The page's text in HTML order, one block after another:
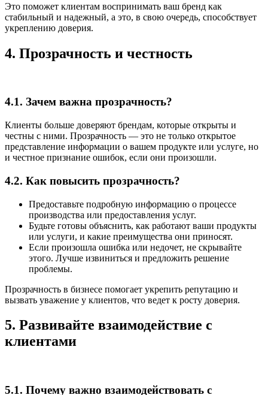
Это поможет клиентам воспринимать ваш бренд как
стабильный и надежный, а это, в свою очередь, способствует
укреплению доверия.
4. Прозрачность и честность
4.1. Зачем важна прозрачность?
Клиенты больше доверяют брендам, которые открыты и
честны с ними. Прозрачность — это не только открытое
представление информации о вашем продукте или услуге, но
и честное признание ошибок, если они произошли.
4.2. Как повысить прозрачность?
Предоставьте подробную информацию о процессе
производства или предоставления услуг.
Будьте готовы объяснить, как работают ваши продукты
или услуги, и какие преимущества они приносят.
Если произошла ошибка или недочет, не скрывайте
этого. Лучше извиниться и предложить решение
проблемы.
Прозрачность в бизнесе помогает укрепить репутацию и
вызвать уважение у клиентов, что ведет к росту доверия.
5. Развивайте взаимодействие с
клиентами
5.1. Почему важно взаимодействовать с